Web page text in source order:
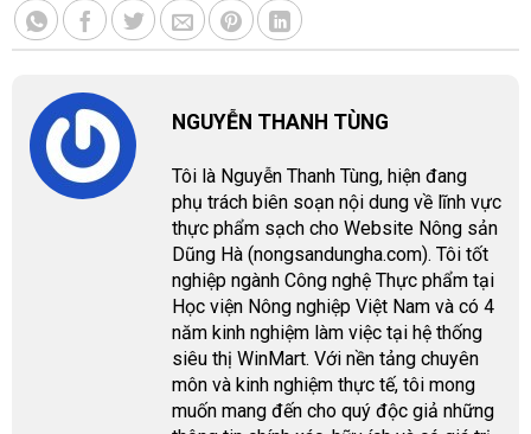
NGUYỄN THANH TÙNG
Tôi là Nguyễn Thanh Tùng, hiện đang
phụ trách biên soạn nội dung về lĩnh vực
thực phẩm sạch cho Website Nông sản
Dũng Hà (nongsandungha.com). Tôi tốt
nghiệp ngành Công nghệ Thực phẩm tại
Học viện Nông nghiệp Việt Nam và có 4
năm kinh nghiệm làm việc tại hệ thống
siêu thị WinMart. Với nền tảng chuyên
môn và kinh nghiệm thực tế, tôi mong
muốn mang đến cho quý độc giả những